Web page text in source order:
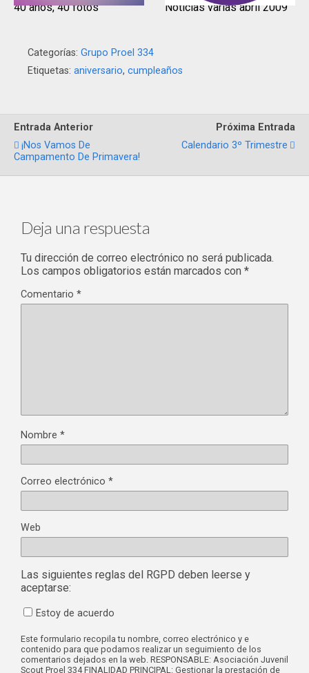
40 años, 40 fotos Noticias varias abril 2009
Categorías: Grupo Proel 334
Etiquetas: aniversario, cumpleaños
Entrada Anterior
¡Nos Vamos De
Campamento De Primavera!
Próxima Entrada
Calendario 3º Trimestre
Deja una respuesta
Tu dirección de correo electrónico no será publicada.
Los campos obligatorios están marcados con *
Comentario *
Nombre *
Correo electrónico *
Web
Las siguientes reglas del RGPD deben leerse y
aceptarse:
Estoy de acuerdo
Este formulario recopila tu nombre, correo electrónico y e
contenido para que podamos realizar un seguimiento de los
comentarios dejados en la web. RESPONSABLE: Asociación Juvenil
Scout Proel 334 FINALIDAD PRINCIPAL: Gestionar la prestación de